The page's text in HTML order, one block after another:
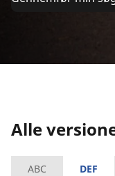
Alle
ABC DEF